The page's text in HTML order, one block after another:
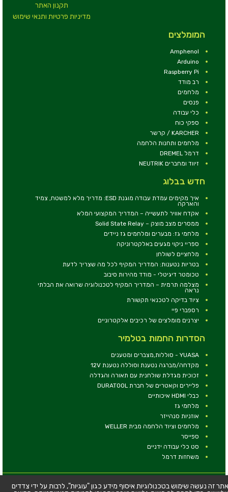
תקנון האתר
מדיניות פרטיות ותנאי שימוש
המומלצים
Amphenol
Arduino
Raspberry Pi
רב מודד
מלחמים
פנסים
כלי עבודה
ספקי כוח
KARCHER / קרשר
מלחמים ותחנות הלחמה
דרמל DREMEL
זיווד ומחברים NEUTRIK
חדש בבלוג
איך מקימים עמדת עבודה מוגנת ESD: מדריך מלא למשטח, צמיד
והארקה
אקדח אוויר לתעשייה – המדריך המקצועי המלא
ממסרים מצב מוצק – Solid State Relay
מלחמי גז: מבערים ומלחמים גז ניידים
ספריי ניקוי מגעים באלקטרוניקה
מלחציים לשולחן
בטריות נטענות: המדריך המקיף לכל מה שצריך לדעת
טכומטר דיגיטלי - מודד מהירות סיבוב
מצלמה תרמית – המדריך המקיף לטכנולוגיה שרואה את הבלתי
נראה
ציוד בדיקה לטכנאי תקשורת
רספברי פיי
יצרנים מומלצים של רכיבים אלקטרוניים
הסדרות החמות בטלמיר
YUASA - סוללות,מצברים ומטענים
מקדחה/מברגה נטענת וסוללה נטענת 12V
זכוכית מגדלת שולחנית עם תאורה והגדלה
פליירים וקאטרים של חברת DURATOOL
כבלי HDMI איכותיים
מלחמי גז
אוזניות סנהייזר
מלחמים וציוד הלחמה מבית WELLER
ספייסר
סט כלי עבודה ידניים
משחזות דרמל
© כל הזכויות שמורות - טלמיר אלקטרוניקה בע''מ
זה נעשה שימוש בטכנולוגיות איסוף מידע כגון "עוגיות", לרבות על ידי צדדים